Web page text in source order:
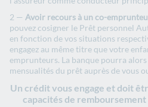
Avoir recours à un co-
pouvez cosigner le Prêt personnel
en fonction de vos situations
engagez au même titre que votre
emprunteurs. La banque pourra
mensualités du prêt auprès de vous
Un crédit vous engage et doit
capacités de remboursement